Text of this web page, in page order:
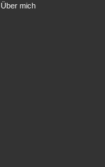
Über mich